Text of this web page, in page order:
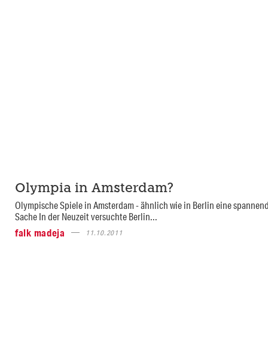
Olympia in Amsterdam?
Olympische Spiele in Amsterdam - ähnlich wie in Berlin eine
Sache In der Neuzeit versuchte Berlin...
falk madeja
11.10.2011